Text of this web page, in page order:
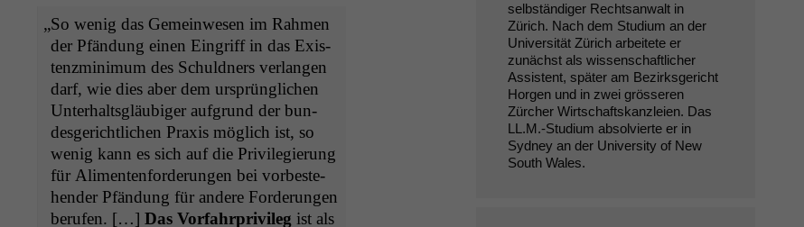
„So wenig das Gemein­we­sen im Rah­men
der Pfän­dung einen Ein­griff in das Exis­
tenzmin­i­mum des Schuld­ners ver­lan­gen
darf, wie dies aber dem ursprünglichen
Unter­halts­gläu­biger auf­grund der bun­
des­gerichtlichen Prax­is möglich ist, so
wenig kann es sich auf die Priv­i­legierung
für Ali­menten­forderun­gen bei vorbeste­
hen­der Pfän­dung für andere Forderun­gen
berufen. […] Das Vor­fahrpriv­i­leg ist als
selbständiger Rechtsanwalt in
Zürich. Nach dem Studium an der
Universität Zürich arbeitete er
zunächst als wissenschaftlicher
Assistent, später am Bezirksgericht
Horgen und in zwei grösseren
Zürcher Wirtschaftskanzleien. Das
LL.M.-Studium absolvierte er in
Sydney an der University of New
South Wales.